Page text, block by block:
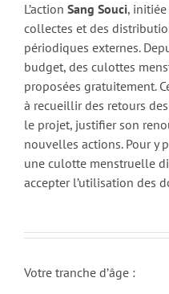
L’action Sang Souci,
collectes et des
périodiques externes.
budget, des culottes
proposées gratuitement.
à recueillir des retours
le projet, justifier son
nouvelles actions. Pour y
une culotte menstruelle
accepter l’utilisation des
Votre tranche d’âge :